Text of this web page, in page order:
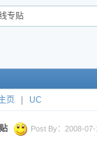
专贴
页 UC
Post By：2008-